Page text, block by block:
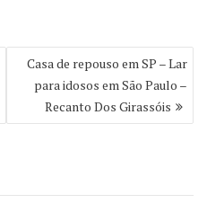
Casa de repouso em SP – Lar
para idosos em São Paulo –
Recanto Dos Girassóis